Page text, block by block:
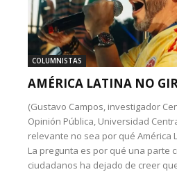
COLUMNISTAS
AMÉRICA LATINA NO
(Gustavo Campos, investigador
Opinión Pública, Universidad
relevante no sea por qué América
La pregunta es por qué una parte
ciudadanos ha dejado de creer